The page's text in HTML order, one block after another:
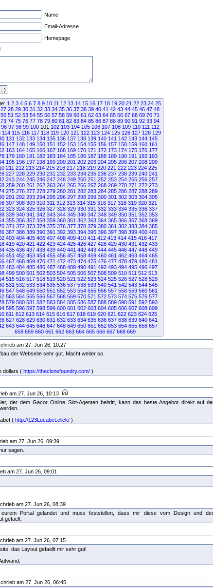
Name
Email-Adresse
Homepage
1 2 3 4 5 6 7 8 9 10 11 12 13 14 15 16 17 18 19 20 21 22 23 24 25
27 28 29 30 31 32 33 34 35 36 37 38 39 40 41 42 43 44 45 46 47 48
50 51 52 53 54 55 56 57 58 59 60 61 62 63 64 65 66 67 68 69 70 71
73 74 75 76 77 78 79 80 81 82 83 84 85 86 87 88 89 90 91 92 93 94
96 97 98 99 100101 102 103 104 105 106 107 108 109 110 111 112
114 115 116 117 118 119 120 121 122 123 124 125 126 127 128 129
131 132 133 134 135 136 137 138 139 140 141 142 143 144 145
147 148 149 150 151 152 153 154 155 156 157 158 159 160 161
163 164 165 166 167 168 169 170 171 172 173 174 175 176 177
179 180 181 182 183 184 185 186 187 188 189 190 191 192 193
195 196 197 198 199 200 201 202 203 204 205 206 207 208 209
211 212 213 214 215 216 217 218 219 220 221 222 223 224 225
227 228 229 230 231 232 233 234 235 236 237 238 239 240 241
243 244 245 246 247 248 249 250 251 252 253 254 255 256 257
259 260 261 262 263 264 265 266 267 268 269 270 271 272 273
275 276 277 278 279 280 281 282 283 284 285 286 287 288 289
291 292 293 294 295 296 297 298 299 300 301 302 303 304 305
307 308 309 310 311 312 313 314 315 316 317 318 319 320 321
323 324 325 326 327 328 329 330 331 332 333 334 335 336 337
339 340 341 342 343 344 345 346 347 348 349 350 351 352 353
355 356 357 358 359 360 361 362 363 364 365 366 367 368 369
371 372 373 374 375 376 377 378 379 380 381 382 383 384 385
387 388 389 390 391 392 393 394 395 396 397 398 399 400 401
403 404 405 406 407 408 409 410 411 412 413 414 415 416 417
419 420 421 422 423 424 425 426 427 428 429 430 431 432 433
435 436 437 438 439 440 441 442 443 444 445 446 447 448 449
451 452 453 454 455 456 457 458 459 460 461 462 463 464 465
467 468 469 470 471 472 473 474 475 476 477 478 479 480 481
483 484 485 486 487 488 489 490 491 492 493 494 495 496 497
499 500 501 502 503 504 505 506 507 508 509 510 511 512 513
515 516 517 518 519 520 521 522 523 524 525 526 527 528 529
531 532 533 534 535 536 537 538 539 540 541 542 543 544 545
547 548 549 550 551 552 553 554 555 556 557 558 559 560 561
563 564 565 566 567 568 569 570 571 572 573 574 575 576 577
579 580 581 582 583 584 585 586 587 588 589 590 591 592 593
595 596 597 598 599 600 601 602 603 604 605 606 607 608 609
611 612 613 614 615 616 617 618 619 620 621 622 623 624 625
627 628 629 630 631 632 633 634 635 636 637 638 639 640 641
643 644 645 646 647 648 649 650 651 652 653 654 655 656 657
658 659 660 661 662 663 664 665 666 667 668 669
am 27. Jun 26, 10:27
der Webseite sehr gut. Macht weiter so.
dollars ( https://theclonefoundry.com/ )
am 27. Jun 26, 10:13
der dem Gacor Online Slot-Agenten beitritt, kann das beste Angebot direkt auf
( http://123Lucabet.click/ )
am 27. Jun 26, 09:39
sagen.
am 27. Jun 26, 09:01
am 27. Jun 26, 08:39
Portal gelandet und muss feststellen, dass mir diese vom Design und
gefaelt.
am 27. Jun 26, 07:15
das Layout gefaellt mir sehr gut!
am 27. Jun 26, 06:45